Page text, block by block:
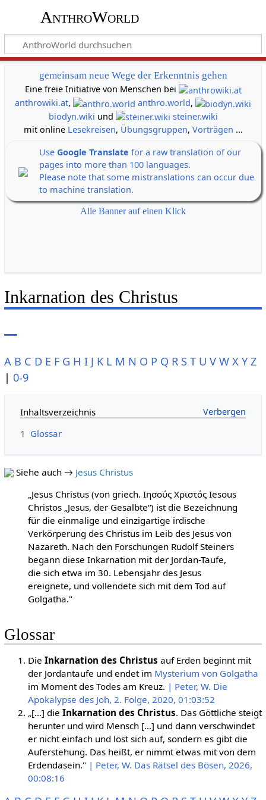
AnthroWorld
gemeinsam neue Wege der Erkenntnis gehen
Eine freie Initiative von Menschen bei
anthrowiki.at, anthro.world,
biodyn.wiki und
steiner.wiki
mit online Lesekreisen, Übungsgruppen, Vorträgen ...
Use Google Translate for a raw translation of our
pages into more than 100 languages.
Please note that some mistranslations can occur due
to machine translation.
Alle Banner auf einen Klick
Inkarnation des Christus
A B C D E F G H I J K L M N O P Q R S T U V W X Y Z
| 0-9
Inhaltsverzeichnis
1 Glossar
Siehe auch → Jesus Christus
„Jesus Christus (von griech. Ιησούς Χριστός Iesous
Christos „Jesus, der Gesalbte“) ist die Bezeichnung
für die einmalige und einzigartige irdische
Verkörperung des Christus im Leib des Jesus von
Nazareth. Nach den Forschungen Rudolf Steiners
begann diese Inkarnation mit der Jordan-Taufe,
die sich etwa im 30. Lebensjahr des Jesus
ereignete, und vollendete sich mit dem Tod auf
Golgatha."
Glossar
Die Inkarnation des Christus auf Erden beginnt mit
der Jordantaufe und endet im Mysterium von Golgatha
im Moment des Todes am Kreuz. | Peter, W. Die
Apokalypse des Joh, 2. Folge, 2020, 01:03:52
„[…] die Inkarnation des Christus. Das Göttliche steigt
herunter und wird Mensch […] und dann verschwindet
er nicht einfach und löst sich auf, sondern es gibt die
Auferstehung. Das heißt, er nimmt etwas mit von dem
Erdendasein." | Peter, W. Das Rätsel des Bösen, 2026,
00:08:16